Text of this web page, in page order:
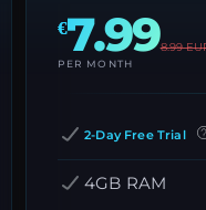
€7.998.99
PER MONTH
2-Day Free Trial
4GB RAM